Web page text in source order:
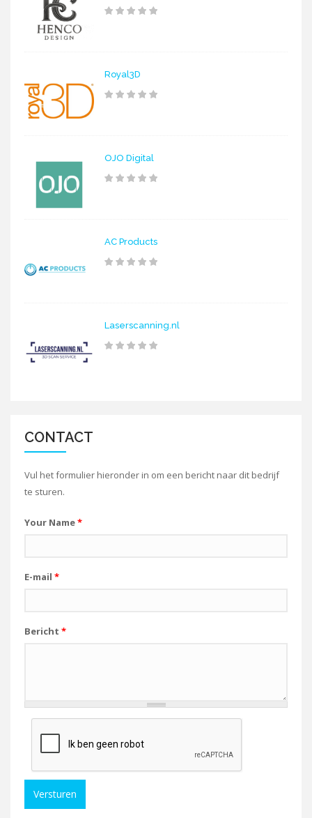
Royal3D
OJO Digital
AC Products
Laserscanning.nl
CONTACT
Vul het formulier hieronder in om een bericht naar dit bedrijf
te sturen.
Your Name*
E-mail *
Bericht *
Versturen